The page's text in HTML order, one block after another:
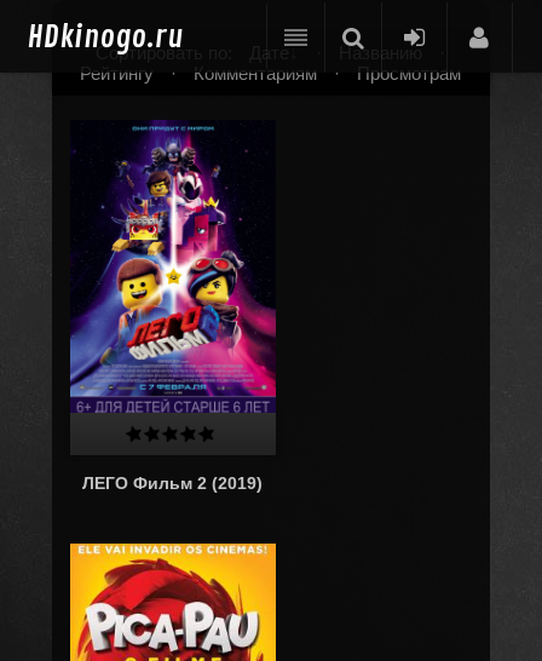
HDkinogo.ru
Сортировать по: Дате Названию
Рейтингу
· Комментариям · Просмотрам
ЛЕГО Фильм 2 (2019)